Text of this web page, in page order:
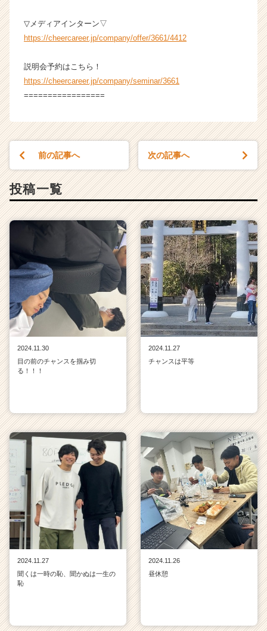
▽メディアインターン▽
https://cheercareer.jp/company/offer/3661/4412
説明会予約はこちら！
https://cheercareer.jp/company/seminar/3661
=================
前の記事へ 次の記事へ
投稿一覧
2024.11.30
目の前のチャンスを掴み切
る！！！
2024.11.27
チャンスは平等
2024.11.27
聞くは一時の恥、聞かぬは一生の
恥
2024.11.26
昼休憩